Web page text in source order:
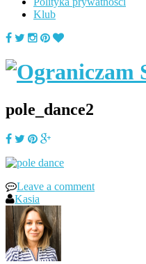
Klub
pole_dance2
Leave a comment
Kasia